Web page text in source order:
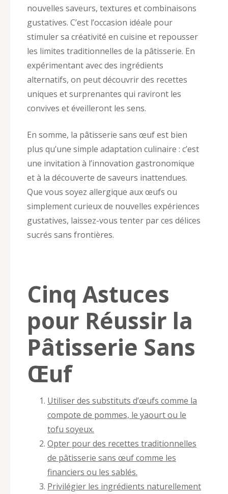
nouvelles saveurs, textures et combinaisons
gustatives. C’est l’occasion idéale pour
stimuler sa créativité en cuisine et repousser
les limites traditionnelles de la pâtisserie. En
expérimentant avec des ingrédients
alternatifs, on peut découvrir des recettes
uniques et surprenantes qui raviront les
convives et éveilleront les sens.
En somme, la pâtisserie sans œuf est bien
plus qu’une simple adaptation culinaire : c’est
une invitation à l’innovation gastronomique
et à la découverte de saveurs inattendues.
Que vous soyez allergique aux œufs ou
simplement curieux de nouvelles expériences
gustatives, laissez-vous tenter par ces délices
sucrés sans frontières.
Cinq Astuces
pour Réussir la
Pâtisserie Sans
Œuf
Utiliser des substituts d’œufs comme la
compote de pommes, le yaourt ou le
tofu soyeux.
Opter pour des recettes traditionnelles
de pâtisserie sans œuf comme les
financiers ou les sablés.
Privilégier les ingrédients naturellement